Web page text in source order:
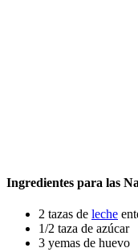
Ingredientes para las
2 tazas de leche
1/2 taza de azúcar
3 yemas de huevo